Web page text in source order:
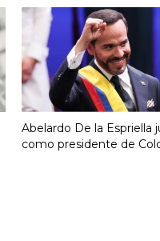
Abelardo De la Espriella
como presidente de